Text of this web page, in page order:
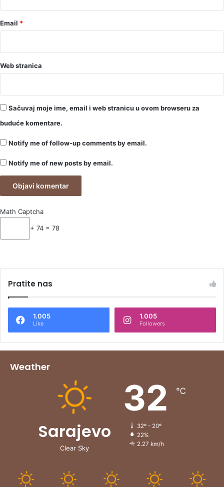
Email *
Web stranica
Sačuvaj moje ime, email i web stranicu u ovom browseru za
buduće komentare.
Notify me of follow-up comments by email.
Notify me of new posts by email.
Math Captcha
+ 74 = 78
Pratite nas
1.005
Like
1.005
Followers
Weather
Sarajevo
Clear Sky
32 ℃
32º - 20º
22%
2.27 km/h